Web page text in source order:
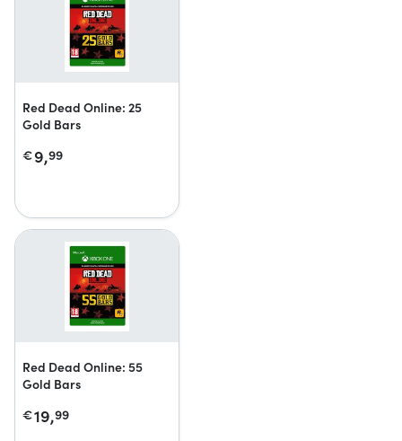
Red Dead Online: 25
Gold Bars
€9,99
Red Dead Online: 55
Gold Bars
€19,99